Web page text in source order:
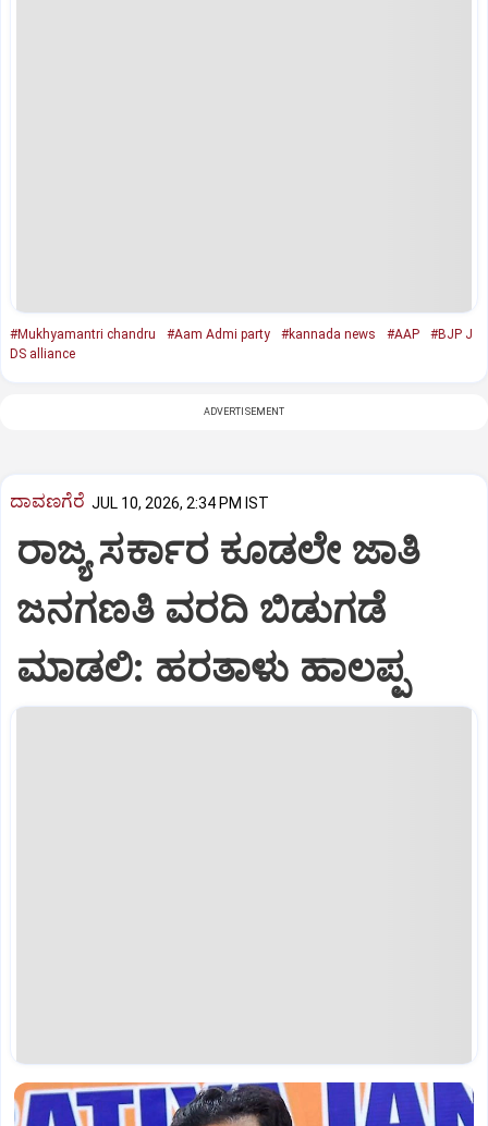
#Mukhyamantri chandru #Aam Admi party #kannada news #AAP
#BJP J
DS alliance
ADVERTISEMENT
ದಾವಣಗೆರೆ JUL 10, 2026, 2:34 PM IST
ರಾಜ್ಯ ಸರ್ಕಾರ ಕೂಡಲೇ ಜಾತಿ
ಜನಗಣತಿ ವರದಿ ಬಿಡುಗಡೆ
ಮಾಡಲಿ: ಹರತಾಳು ಹಾಲಪ್ಪ